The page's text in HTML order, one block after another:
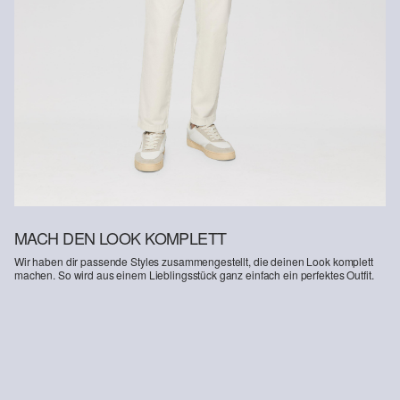
Baumwollprodukte entscheidest, unterstützt Du unsere Investition
in die Mission von Better Cotton, Gemeinschaften zu helfen
fortzubestehen und zu gedeihen; und gleichzeitig die Umwelt zu
schützen und wiederherzustellen. Better Cotton unterstützt
landwirtschaftliche Gemeinschaften in sozialer, ökologischer und
wirtschaftlicher Hinsicht, indem Landwirt: innen in nachhaltigeren
Anbaumethoden geschult werden. Dieses Produkt wird über ein
System der Massenbilanz erzeugt und enthält daher
möglicherweise kein Better Cotton. Mehr Informationen dazu
MACH DEN LOOK KOMPLETT
Wir haben dir passende Styles zusammengestellt, die deinen Look komplett
machen. So wird aus einem Lieblingsstück ganz einfach ein perfektes Outfit.